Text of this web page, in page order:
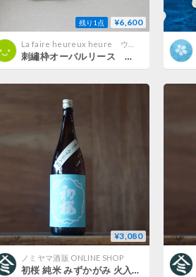
残り1点 ¥6,600
刺繡枠オーバルリース 若草色
¥3,080
ノミヤマ酒販 ONLINE SHOP
初桜 純米 みずかがみ 火入 1800ml